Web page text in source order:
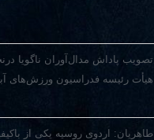
تصویب پاداش مدال‌آوران ناگویا
هیأت رئیسه فدراسیون ورزش‌های
طاهریان: اردوی روسیه یکی از